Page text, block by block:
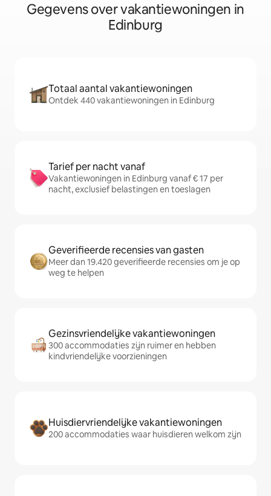
Gegevens over vakantiewoningen in
Edinburg
Totaal aantal vakantiewoningen
Ontdek 440 vakantiewoningen in Edinburg
Tarief per nacht vanaf
Vakantiewoningen in Edinburg vanaf € 17 per
nacht, exclusief belastingen en toeslagen
Geverifieerde recensies van gasten
Meer dan 19.420 geverifieerde recensies om je op
weg te helpen
Gezinsvriendelijke vakantiewoningen
300 accommodaties zijn ruimer en hebben
kindvriendelijke voorzieningen
Huisdiervriendelijke vakantiewoningen
200 accommodaties waar huisdieren welkom zijn